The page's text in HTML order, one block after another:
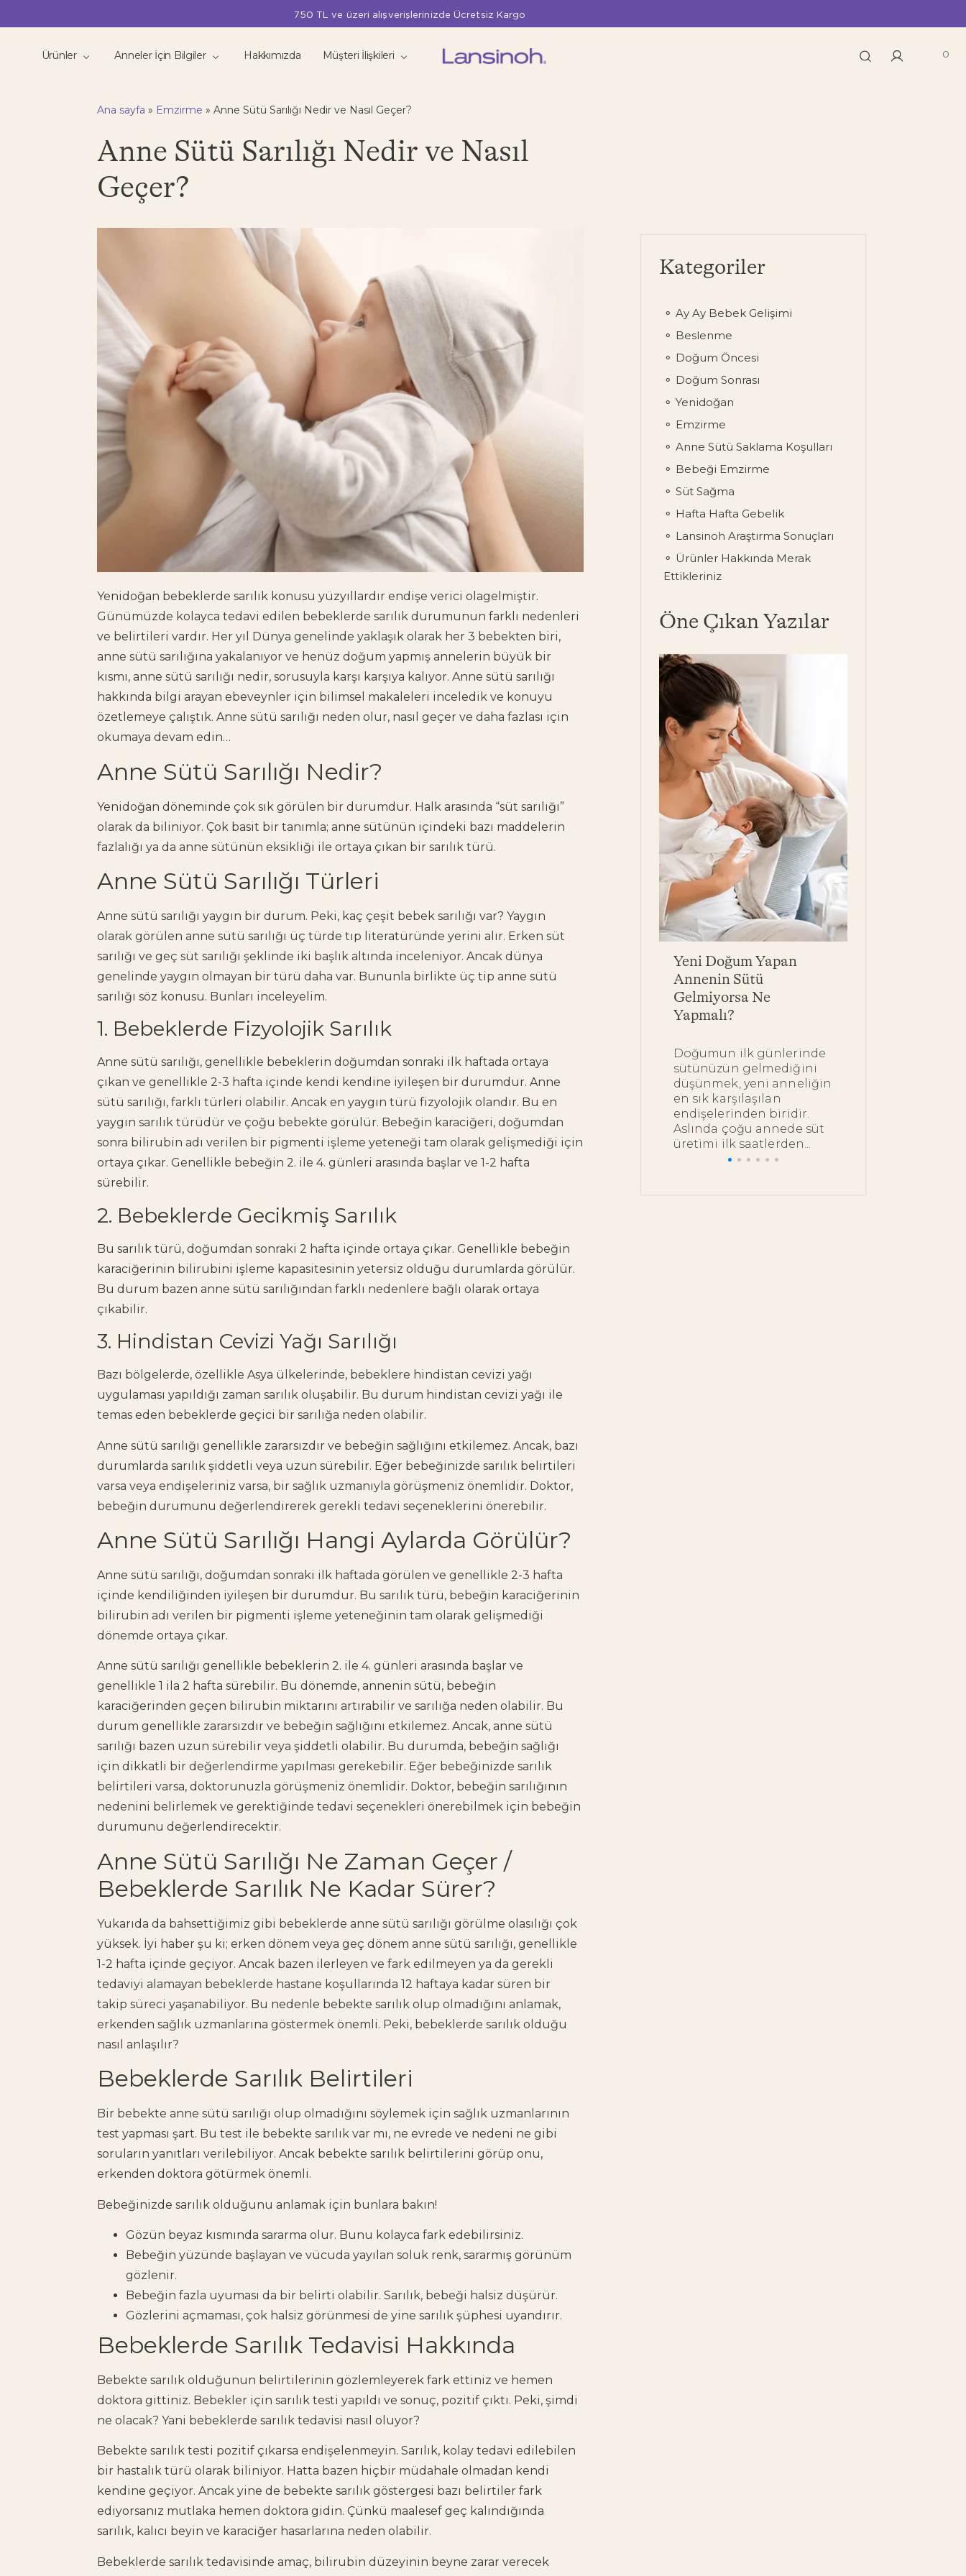
750 TL ve üzeri alışverişlerinizde Ücretsiz Kargo
Ürünler Anneler İçin Bilgiler Hakkımızda Müşteri İlişkileri 0
Ana sayfa » Emzirme » Anne Sütü Sarılığı Nedir ve Nasıl Geçer?
Anne Sütü Sarılığı Nedir ve Nasıl
Geçer?
Yenidoğan bebeklerde sarılık konusu yüzyıllardır endişe verici olagelmiştir.
Günümüzde kolayca tedavi edilen bebeklerde sarılık durumunun farklı nedenleri
ve belirtileri vardır. Her yıl Dünya genelinde yaklaşık olarak her 3 bebekten biri,
anne sütü sarılığına yakalanıyor ve henüz doğum yapmış annelerin büyük bir
kısmı, anne sütü sarılığı nedir, sorusuyla karşı karşıya kalıyor. Anne sütü sarılığı
hakkında bilgi arayan ebeveynler için bilimsel makaleleri inceledik ve konuyu
özetlemeye çalıştık. Anne sütü sarılığı neden olur, nasıl geçer ve daha fazlası için
okumaya devam edin…
Anne Sütü Sarılığı Nedir?
Yenidoğan döneminde çok sık görülen bir durumdur. Halk arasında “süt sarılığı”
olarak da biliniyor. Çok basit bir tanımla; anne sütünün içindeki bazı maddelerin
fazlalığı ya da anne sütünün eksikliği ile ortaya çıkan bir sarılık türü.
Anne Sütü Sarılığı Türleri
Anne sütü sarılığı yaygın bir durum. Peki, kaç çeşit bebek sarılığı var? Yaygın
olarak görülen anne sütü sarılığı üç türde tıp literatüründe yerini alır. Erken süt
sarılığı ve geç süt sarılığı şeklinde iki başlık altında inceleniyor. Ancak dünya
genelinde yaygın olmayan bir türü daha var. Bununla birlikte üç tip anne sütü
sarılığı söz konusu. Bunları inceleyelim.
1. Bebeklerde Fizyolojik Sarılık ​​
Anne sütü sarılığı, genellikle bebeklerin doğumdan sonraki ilk haftada ortaya
çıkan ve genellikle 2-3 hafta içinde kendi kendine iyileşen bir durumdur. Anne
sütü sarılığı, farklı türleri olabilir. Ancak en yaygın türü fizyolojik olandır. Bu en
yaygın sarılık türüdür ve çoğu bebekte görülür. Bebeğin karaciğeri, doğumdan
sonra bilirubin adı verilen bir pigmenti işleme yeteneği tam olarak gelişmediği için
ortaya çıkar. Genellikle bebeğin 2. ile 4. günleri arasında başlar ve 1-2 hafta
sürebilir.
2. Bebeklerde Gecikmiş Sarılık
Bu sarılık türü, doğumdan sonraki 2 hafta içinde ortaya çıkar. Genellikle bebeğin
karaciğerinin bilirubini işleme kapasitesinin yetersiz olduğu durumlarda görülür.
Bu durum bazen anne sütü sarılığından farklı nedenlere bağlı olarak ortaya
çıkabilir.
3. Hindistan Cevizi Yağı Sarılığı
Bazı bölgelerde, özellikle Asya ülkelerinde, bebeklere hindistan cevizi yağı
uygulaması yapıldığı zaman sarılık oluşabilir. Bu durum hindistan cevizi yağı ile
temas eden bebeklerde geçici bir sarılığa neden olabilir.
Anne sütü sarılığı genellikle zararsızdır ve bebeğin sağlığını etkilemez. Ancak, bazı
durumlarda sarılık şiddetli veya uzun sürebilir. Eğer bebeğinizde sarılık belirtileri
varsa veya endişeleriniz varsa, bir sağlık uzmanıyla görüşmeniz önemlidir. Doktor,
bebeğin durumunu değerlendirerek gerekli tedavi seçeneklerini önerebilir.
Anne Sütü Sarılığı Hangi Aylarda Görülür?
Anne sütü sarılığı, doğumdan sonraki ilk haftada görülen ve genellikle 2-3 hafta
içinde kendiliğinden iyileşen bir durumdur. Bu sarılık türü, bebeğin karaciğerinin
bilirubin adı verilen bir pigmenti işleme yeteneğinin tam olarak gelişmediği
dönemde ortaya çıkar.
Anne sütü sarılığı genellikle bebeklerin 2. ile 4. günleri arasında başlar ve
genellikle 1 ila 2 hafta sürebilir. Bu dönemde, annenin sütü, bebeğin
karaciğerinden geçen bilirubin miktarını artırabilir ve sarılığa neden olabilir. Bu
durum genellikle zararsızdır ve bebeğin sağlığını etkilemez. Ancak, anne sütü
sarılığı bazen uzun sürebilir veya şiddetli olabilir. Bu durumda, bebeğin sağlığı
için dikkatli bir değerlendirme yapılması gerekebilir. Eğer bebeğinizde sarılık
belirtileri varsa, doktorunuzla görüşmeniz önemlidir. Doktor, bebeğin sarılığının
nedenini belirlemek ve gerektiğinde tedavi seçenekleri önerebilmek için bebeğin
durumunu değerlendirecektir.
Anne Sütü Sarılığı Ne Zaman Geçer /
Bebeklerde Sarılık Ne Kadar Sürer?
Yukarıda da bahsettiğimiz gibi bebeklerde anne sütü sarılığı görülme olasılığı çok
yüksek. İyi haber şu ki; erken dönem veya geç dönem anne sütü sarılığı, genellikle
1-2 hafta içinde geçiyor. Ancak bazen ilerleyen ve fark edilmeyen ya da gerekli
tedaviyi alamayan bebeklerde hastane koşullarında 12 haftaya kadar süren bir
takip süreci yaşanabiliyor. Bu nedenle bebekte sarılık olup olmadığını anlamak,
erkenden sağlık uzmanlarına göstermek önemli. Peki, bebeklerde sarılık olduğu
nasıl anlaşılır?
Bebeklerde Sarılık Belirtileri
Bir bebekte anne sütü sarılığı olup olmadığını söylemek için sağlık uzmanlarının
test yapması şart. Bu test ile bebekte sarılık var mı, ne evrede ve nedeni ne gibi
soruların yanıtları verilebiliyor. Ancak bebekte sarılık belirtilerini görüp onu,
erkenden doktora götürmek önemli.
Bebeğinizde sarılık olduğunu anlamak için bunlara bakın!
Gözün beyaz kısmında sararma olur. Bunu kolayca fark edebilirsiniz.
Bebeğin yüzünde başlayan ve vücuda yayılan soluk renk, sararmış görünüm
gözlenir.
Bebeğin fazla uyuması da bir belirti olabilir. Sarılık, bebeği halsiz düşürür.
Gözlerini açmaması, çok halsiz görünmesi de yine sarılık şüphesi uyandırır.
Bebeklerde Sarılık Tedavisi Hakkında
Bebekte sarılık olduğunun belirtilerinin gözlemleyerek fark ettiniz ve hemen
doktora gittiniz. Bebekler için sarılık testi yapıldı ve sonuç, pozitif çıktı. Peki, şimdi
ne olacak? Yani bebeklerde sarılık tedavisi nasıl oluyor?
Bebekte sarılık testi pozitif çıkarsa endişelenmeyin. Sarılık, kolay tedavi edilebilen
bir hastalık türü olarak biliniyor. Hatta bazen hiçbir müdahale olmadan kendi
kendine geçiyor. Ancak yine de bebekte sarılık göstergesi bazı belirtiler fark
ediyorsanız mutlaka hemen doktora gidin. Çünkü maalesef geç kalındığında
sarılık, kalıcı beyin ve karaciğer hasarlarına neden olabilir.
Bebeklerde sarılık tedavisinde amaç, bilirubin düzeyinin beyne zarar verecek
Kategoriler
Ay Ay Bebek Gelişimi
Beslenme
Doğum Öncesi
Doğum Sonrası
Yenidoğan
Emzirme
Anne Sütü Saklama Koşulları
Bebeği Emzirme
Süt Sağma
Hafta Hafta Gebelik
Lansinoh Araştırma Sonuçları
Ürünler Hakkında Merak
Ettikleriniz
Öne Çıkan Yazılar
Doula Nedir, Ne Yapar?
Doula Hakkında
aklında benzer bir soru
beliriyor: "Bu süreçte
yanımda, bana güç
verecek birileri olsa…"
Heyecan,...
Yeni Doğum Yapan
Annenin Sütü
Gelmiyorsa Ne
Yapmalı?
Doğumun ilk günlerinde
sütünüzün gelmediğini
düşünmek, yeni anneliğin
en sık karşılaşılan
endişelerinden biridir.
Aslında çoğu annede süt
üretimi ilk saatlerden...